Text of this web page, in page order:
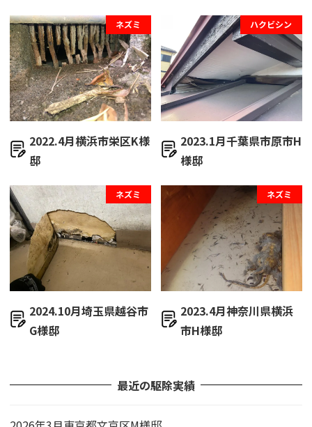
ネズミ
2022.4月横浜市栄区K様
邸
ハクビシン
2023.1月千葉県市原市H
様邸
ネズミ
2024.10月埼玉県越谷市
G様邸
ネズミ
2023.4月神奈川県横浜
市H様邸
最近の駆除実績